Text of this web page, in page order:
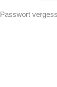
Passwort